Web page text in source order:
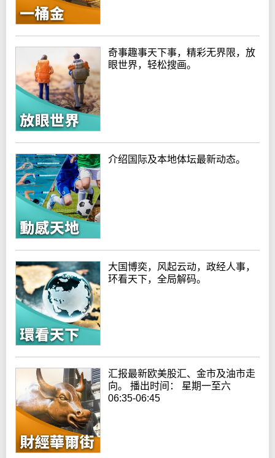
奇事趣事天下事，精彩无界限，放
眼世界，轻松搜画。
介绍国际及本地体坛最新动态。
大国博奕，风起云动，政经人事，
环看天下，全局解码。
汇报最新欧美股汇、金市及油市走
向。 播出时间： 星期一至六
06:35-06:45